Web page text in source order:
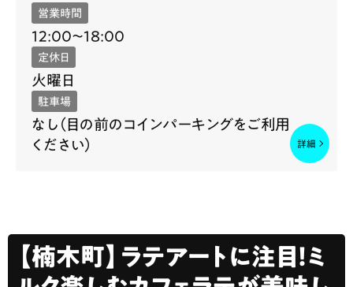
営業時間
12:00〜18:00
定休日
火曜日
駐車場
なし（目の前のコインパーキングをご利用
ください）
【楠木町】ラテアートに注目！ミ